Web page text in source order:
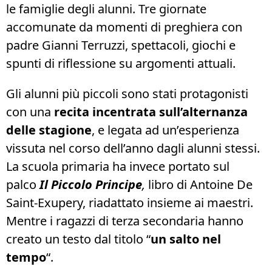
le famiglie degli alunni. Tre giornate
accomunate da momenti di preghiera con
padre Gianni Terruzzi, spettacoli, giochi e
spunti di riflessione su argomenti attuali.
Gli alunni più piccoli sono stati protagonisti
con una recita incentrata sull’alternanza
delle stagione, e legata ad un’esperienza
vissuta nel corso dell’anno dagli alunni stessi.
La scuola primaria ha invece portato sul
palcoIl Piccolo Principe, libro di Antoine De
Saint-Exupery, riadattato insieme ai maestri.
Mentre i ragazzi di terza secondaria hanno
creato un testo dal titolo “un salto nel
tempo“.